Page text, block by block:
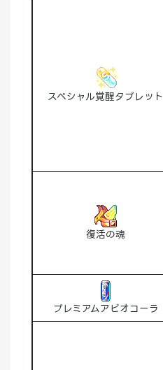
スペシャル覚醒タブレット
復活の魂
プレミアムアビオコーラ